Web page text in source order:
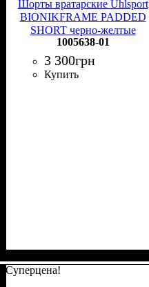
Шорты вратарские Uhlsport
BIONIKFRAME PADDED
SHORT черно-желтые
1005638 01
1005638-01
3 300грн
Купить
Суперцена!